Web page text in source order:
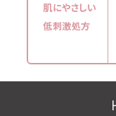
肌にやさしい
低刺激処方